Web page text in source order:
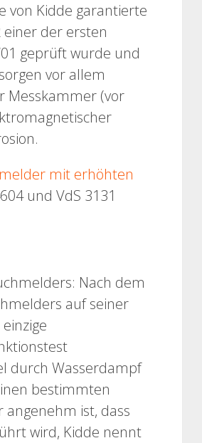
von Kidde garantierte
einer der ersten
geprüft wurde und
vor allem
Messkammer (vor
mit erhöhten
und VdS 3131
Nach dem
auf seiner
durch Wasserdampf
bestimmten
ist, dass
wird, Kidde nennt